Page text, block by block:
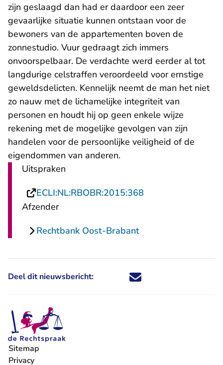
zijn geslaagd dan had er daardoor een zeer
gevaarlijke situatie kunnen ontstaan voor de
bewoners van de appartementen boven de
zonnestudio. Vuur gedraagt zich immers
onvoorspelbaar. De verdachte werd eerder al tot
langdurige celstraffen veroordeeld voor ernstige
geweldsdelicten. Kennelijk neemt de man het niet
zo nauw met de lichamelijke integriteit van
personen en houdt hij op geen enkele wijze
rekening met de mogelijke gevolgen van zijn
handelen voor de persoonlijke veiligheid of de
eigendommen van anderen.
Uitspraken
ECLI:NL:RBOBR:2015:368
Afzender
Rechtbank Oost-Brabant
Deel dit nieuwsbericht: Deel dit nieuwsbericht via X -
Deel dit nieuwsbericht via
Deel dit nieuwsbericht
Deel dit
Sitemap
Privacy